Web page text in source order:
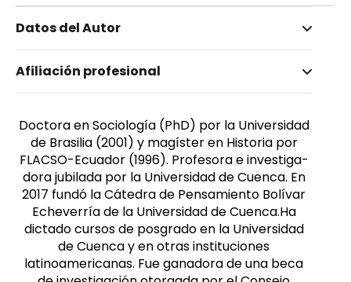
Datos del Autor
León Galarza, Natalia Catalina
Femenino
Afiliación profesional
Doctora en Sociología (PhD) por la Universidad
de Brasilia (2001) y magíster en Historia por
FLACSO-Ecuador (1996). Profesora e investiga-
dora jubilada por la Universidad de Cuenca. En
2017 fundó la Cátedra de Pensamiento Bolívar
Echeverría de la Universidad de Cuenca.Ha
dictado cursos de posgrado en la Universidad
de Cuenca y en otras instituciones
latinoamericanas. Fue ganadora de una beca